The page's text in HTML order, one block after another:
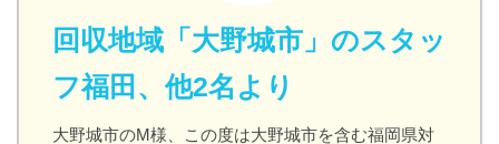
回収地域「大野城市」のスタッ
フ福田、他2名より
大野城市のM様、この度は大野城市を含む福岡県対